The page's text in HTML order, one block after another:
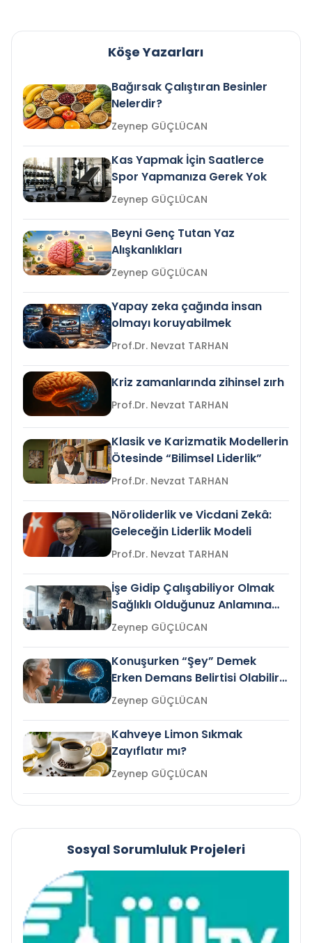
Köşe Yazarları
Bağırsak Çalıştıran Besinler
Nelerdir?
Zeynep GÜÇLÜCAN
Kas Yapmak İçin Saatlerce
Spor Yapmanıza Gerek Yok
Zeynep GÜÇLÜCAN
Beyni Genç Tutan Yaz
Alışkanlıkları
Zeynep GÜÇLÜCAN
Yapay zeka çağında insan
olmayı koruyabilmek
Prof.Dr. Nevzat TARHAN
Kriz zamanlarında zihinsel zırh
Prof.Dr. Nevzat TARHAN
Klasik ve Karizmatik Modellerin
Ötesinde “Bilimsel Liderlik”
Prof.Dr. Nevzat TARHAN
Nöroliderlik ve Vicdani Zekâ:
Geleceğin Liderlik Modeli
Prof.Dr. Nevzat TARHAN
İşe Gidip Çalışabiliyor Olmak
Sağlıklı Olduğunuz Anlamına
Gelir mi?Zeynep GÜÇLÜCAN
Konuşurken “Şey” Demek
Erken Demans Belirtisi Olabilir
mi?
Zeynep GÜÇLÜCAN
Kahveye Limon Sıkmak
Zayıflatır mı?
Zeynep GÜÇLÜCAN
Sosyal Sorumluluk Projeleri